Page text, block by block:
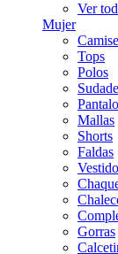
Ver
Mujer
Tops
Polos
Mallas
Shorts
Faldas
Gorras